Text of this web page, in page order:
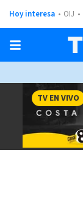
Hoy interesa OIJ
TV EN VIVO